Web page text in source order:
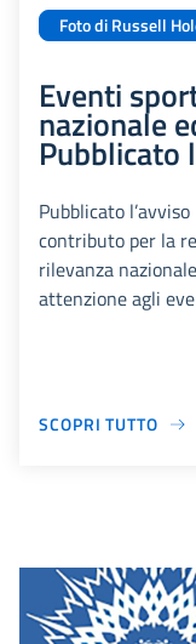
Foto di Russell
Eventi
nazionale
Pubblicato
Pubblicato
contributo per la
rilevanza
attenzione agli
SCOPRI TUTTO